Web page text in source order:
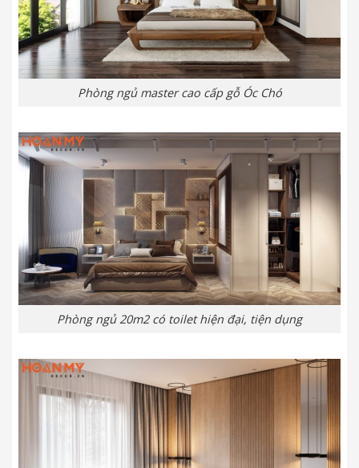
Phòng ngủ master cao cấp gỗ Óc Chó
Phòng ngủ 20m2 có toilet hiện đại, tiện dụng